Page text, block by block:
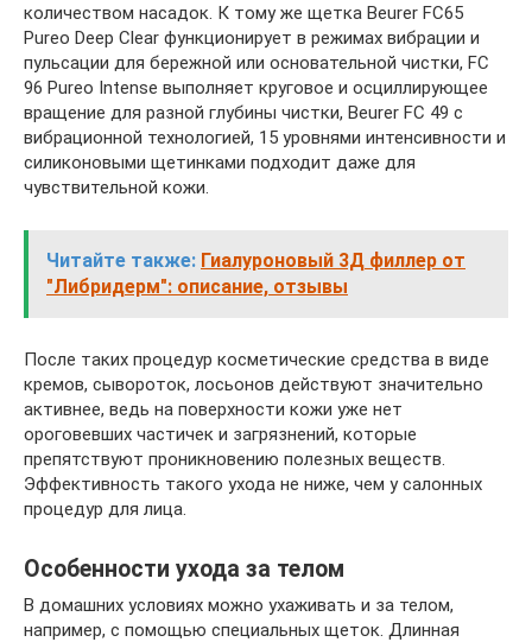
количеством насадок. К тому же щетка Beurer FC65
Pureo Deep Clear функционирует в режимах вибрации и
пульсации для бережной или основательной чистки, FC
96 Pureo Intense выполняет круговое и осциллирующее
вращение для разной глубины чистки, Beurer FC 49 с
вибрационной технологией, 15 уровнями интенсивности и
силиконовыми щетинками подходит даже для
чувствительной кожи.
Читайте также: Гиалуроновый 3Д филлер от
"Либридерм": описание, отзывы
После таких процедур косметические средства в виде
кремов, сывороток, лосьонов действуют значительно
активнее, ведь на поверхности кожи уже нет
ороговевших частичек и загрязнений, которые
препятствуют проникновению полезных веществ.
Эффективность такого ухода не ниже, чем у салонных
процедур для лица.
Особенности ухода за телом
В домашних условиях можно ухаживать и за телом,
например, с помощью специальных щеток. Длинная